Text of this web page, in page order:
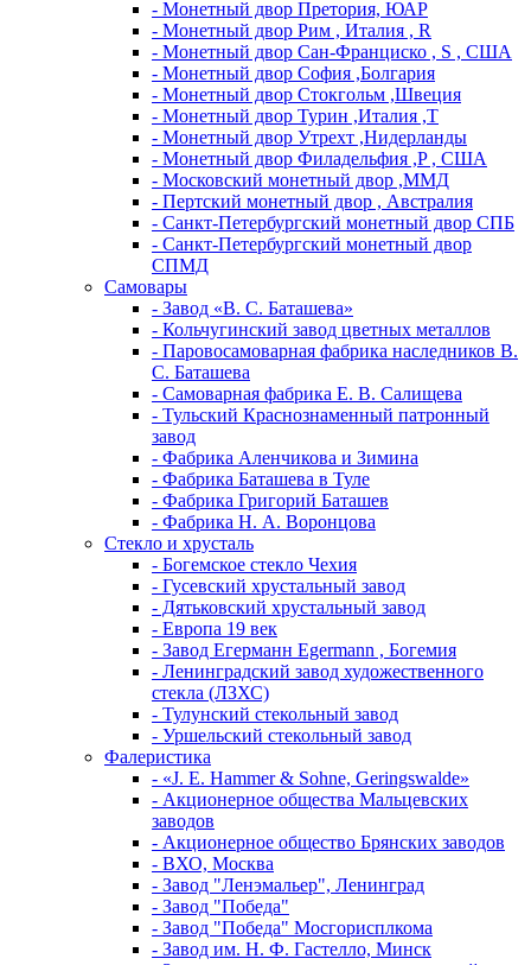
- Монетный двор Претория, ЮАР
- Монетный двор Рим , Италия , R
- Монетный двор Сан-Франциско , S , США
- Монетный двор София ,Болгария
- Монетный двор Стокгольм ,Швеция
- Монетный двор Турин ,Италия ,T
- Монетный двор Утрехт ,Нидерланды
- Монетный двор Филадельфия ,P , США
- Московский монетный двор ,ММД
- Пертский монетный двор , Австралия
- Санкт-Петербургский монетный двор СПБ
- Санкт-Петербургский монетный двор
СПМД
Самовары
- Завод «В. С. Баташева»
- Кольчугинский завод цветных металлов
- Паровосамоварная фабрика наследников В.
С. Баташева
- Самоварная фабрика Е. В. Салищева
- Тульский Краснознаменный патронный
завод
- Фабрика Аленчикова и Зимина
- Фабрика Баташева в Туле
- Фабрика Григорий Баташев
- Фабрика Н. А. Воронцова
Стекло и хрусталь
- Богемское стекло Чехия
- Гусевский хрустальный завод
- Дятьковский хрустальный завод
- Европа 19 век
- Завод Егерманн Egermann , Богемия
- Ленинградский завод художественного
стекла (ЛЗХС)
- Тулунский стекольный завод
- Уршельский стекольный завод
Фалеристика
- «J. E. Hammer & Sohne, Geringswalde»
- Акционерное общества Мальцевских
заводов
- Акционерное общество Брянских заводов
- ВХО, Москва
- Завод "Ленэмальер", Ленинград
- Завод "Победа"
- Завод "Победа" Мосгорисплкома
- Завод им. Н. Ф. Гастелло, Минск